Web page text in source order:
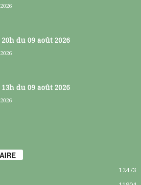
20h du 09 août 2026
13h du 09 août 2026
12473